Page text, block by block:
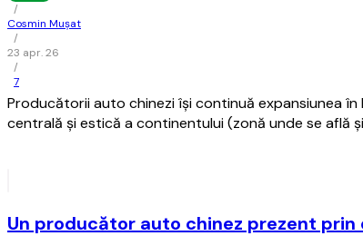
/
Cosmin Mușat
/
23 apr. 26
/
7
Producătorii auto chinezi îşi continuă expansiunea în
centrală şi estică a continentului (zonă unde se află
Un producător auto chinez prezent prin